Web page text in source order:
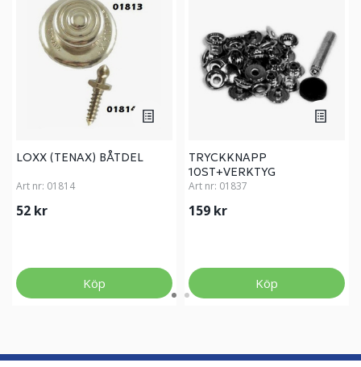
LOXX (TENAX) BÅTDEL
Art nr: 01814
52 kr
Köp
TRYCKKNAPP
10ST+VERKTYG
Art nr: 01837
159 kr
Köp